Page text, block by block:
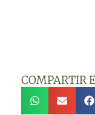
COMPARTIR